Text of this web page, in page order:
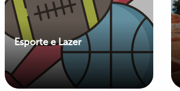
Esporte e Lazer